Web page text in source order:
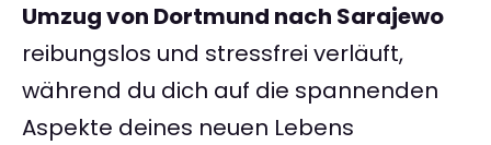
Umzug von Dortmund nach Sarajewo
reibungslos und stressfrei verläuft,
während du dich auf die spannenden
Aspekte deines neuen Lebens